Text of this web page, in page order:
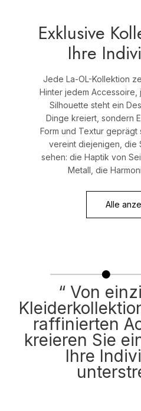
Exklusive
Jetzt
Exklusive
Ihre
Jede La-OL-Kollektion
Hinter jedem
Silhouette steht ein
Dinge kreiert, sondern
Form und Textur geprägt
vereint diejenigen, die
sehen: die Haptik von
Metall, die
Alle
“ Von
raffinierten
kreieren Sie
Ihre